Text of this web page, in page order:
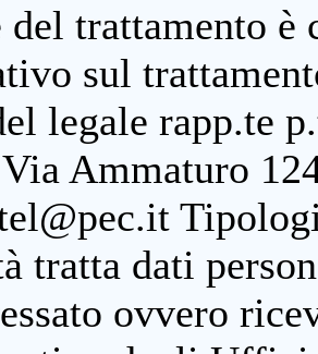
trattamento è
sul
legale rapp.te
Ammaturo
tratta dati
ovvero